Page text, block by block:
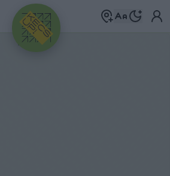
HIRDETÉS